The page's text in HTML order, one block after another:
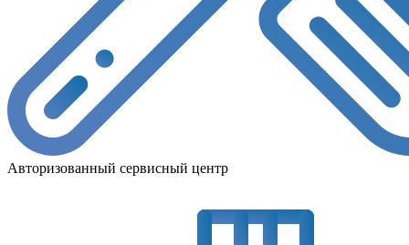
Авторизованный сервисный центр